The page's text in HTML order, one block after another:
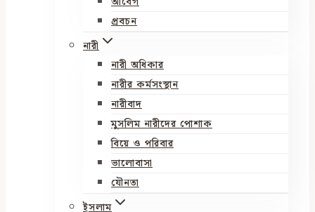
প্রবচন
নারী
নারী অধিকার
নারীর কর্মসংস্থান
নারীবাদ
মুসলিম নারীদের পোশাক
বিয়ে ও পরিবার
ভালোবাসা
যৌনতা
ইসলাম